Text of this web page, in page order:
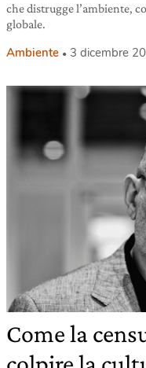
che distrugge l’ambiente,
globale.
Ambiente 3 dicembre
Come la